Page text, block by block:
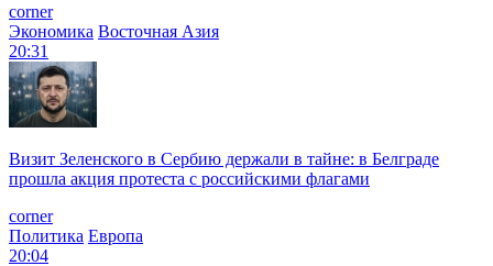
corner
Экономика Восточная Азия
20:31
Визит Зеленского в Сербию держали в тайне: в Белграде
прошла акция протеста с российскими флагами
corner
Политика Европа
20:04